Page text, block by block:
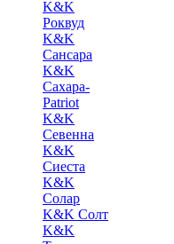
K&K
Роквуд
K&K
Сансара
K&K
Сахара-
Patriot
K&K
Севенна
K&K
Сиеста
K&K
Солар
K&K Солт
K&K